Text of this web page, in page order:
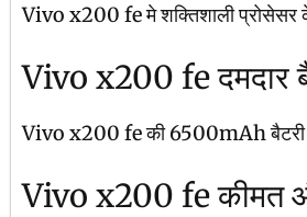
Vivo x200 fe मे शक्तिशाली प्रोसेसर
Vivo x200 fe दमदार
Vivo x200 fe की 6500mAh बैटरी लंबे
Vivo x200 fe कीमत